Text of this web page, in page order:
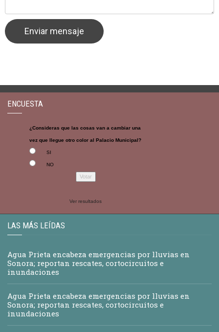
ENCUESTA
¿Consideras que las cosas van a cambiar una
vez que llegue otro color al Palacio Municipal?
SI
NO
Ver resultados
LAS MÁS LEÍDAS
Agua Prieta encabeza emergencias por lluvias en
Sonora; reportan rescates, cortocircuitos e
inundaciones
Agua Prieta encabeza emergencias por lluvias en
Sonora; reportan rescates, cortocircuitos e
inundaciones